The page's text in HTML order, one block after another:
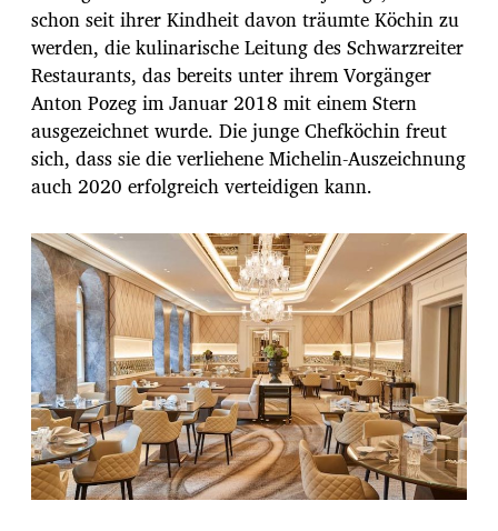
schon seit ihrer Kindheit davon träumte Köchin zu
werden, die kulinarische Leitung des Schwarzreiter
Restaurants, das bereits unter ihrem Vorgänger
Anton Pozeg im Januar 2018 mit einem Stern
ausgezeichnet wurde. Die junge Chefköchin freut
sich, dass sie die verliehene Michelin-Auszeichnung
auch 2020 erfolgreich verteidigen kann.